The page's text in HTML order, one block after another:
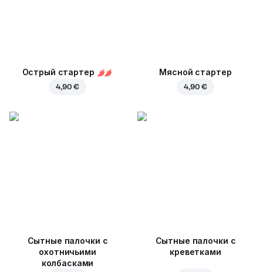
Острый стартер
4,90 €
Мясной стартер
4,90 €
Cытные палочки с
охотничьими
колбасками
Сытные палочки с
креветками